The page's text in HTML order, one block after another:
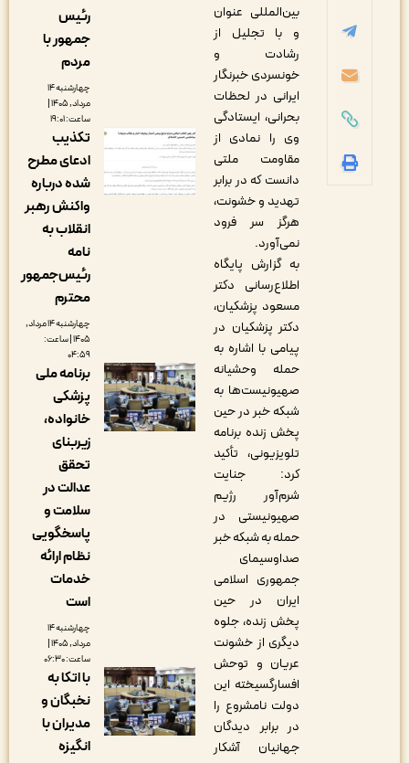
بین‌المللی عنوان
و با تجلیل از
رشادت و
خونسردی خبرنگار
ایرانی در لحظات
بحرانی، ایستادگی
وی را نمادی از
مقاومت ملتی
دانست که در برابر
تهدید و خشونت،
هرگز سر فرود
نمی‌آورد.
به گزارش پایگاه
اطلاع‌رسانی دکتر
مسعود پزشکیان،
دکتر پزشکیان در
پیامی با اشاره به
حمله وحشیانه
صهیونیست‌ها به
شبکه خبر در حین
پخش زنده برنامه
تلویزیونی، تأکید
کرد: جنایت
شرم‌آور رژیم
صهیونیستی در
حمله به شبکه خبر
صداوسیمای
جمهوری اسلامی
ایران در حین
پخش زنده، جلوه
دیگری از خشونت
عریان و توحش
افسارگسیخته این
دولت نامشروع را
در برابر دیدگان
جهانیان آشکار
جمهور با
چهارشنبه ۱۴
مرداد, ۱۴۰۵ |
تکذیب
ادعای مطرح
شده درباره
واکنش رهبر
انقلاب به
رئیس‌جمهور
چهارشنبه ۱۴ مرداد,
۱۴۰۵ | ساعت:
برنامه ملی
پزشکی
خانواده،
عدالت در
سلامت و
پاسخگویی
نظام ارائه
چهارشنبه ۱۴
مرداد, ۱۴۰۵ |
با اتکا به
نخبگان و
مدیران با